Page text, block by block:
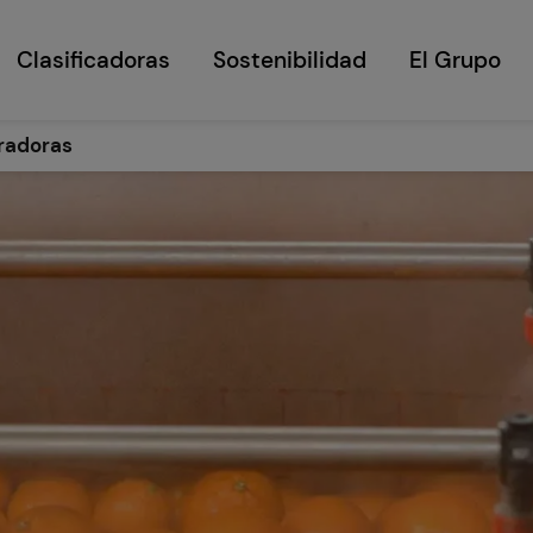
Clasificadoras Sostenibilidad El Grupo